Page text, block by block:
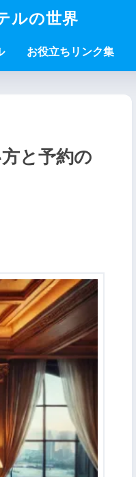
ルの世界
お役立ちリンク集
と予約の